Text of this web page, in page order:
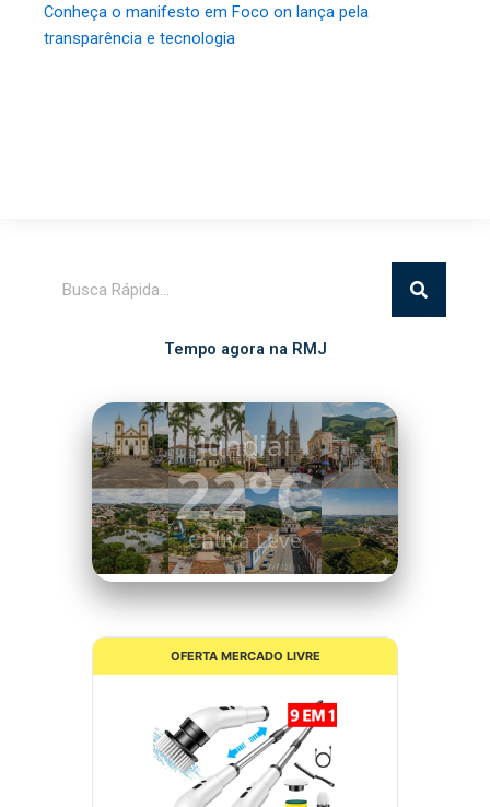
Conheça o manifesto em Foco on lança pela
transparência e tecnologia
Tempo agora na RMJ
Itatiba
20°C
Chuva Leve
OFERTA MERCADO LIVRE